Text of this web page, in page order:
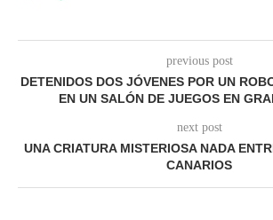
previous post
DETENIDOS DOS JÓVENES POR UN
EN UN SALÓN DE JUEGOS EN
next post
UNA CRIATURA MISTERIOSA NADA
CANARIOS